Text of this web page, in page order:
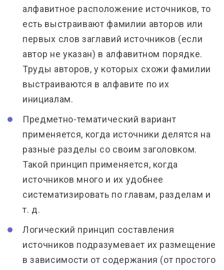
алфавитное расположение источников, то
есть выстраивают фамилии авторов или
первых слов заглавий источников (если
автор не указан) в алфавитном порядке.
Труды авторов, у которых схожи фамилии
выстраиваются в алфавите по их
инициалам.
Предметно-тематический вариант
применяется, когда источники делятся на
разные разделы со своим заголовком.
Такой принцип применяется, когда
источников много и их удобнее
систематизировать по главам, разделам и
т. д.
Логический принцип составления
источников подразумевает их размещение
в зависимости от содержания (от простого